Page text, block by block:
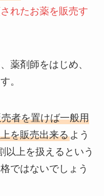
れたお薬を販売す
薬剤師をはじめ、
。
者を置けば一般用
を販売出来るよう
以上を扱えるという
ではないでしょう